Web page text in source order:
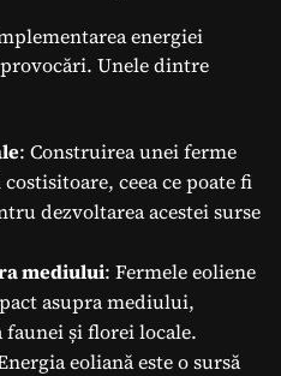
energiei
Unele dintre
: Construirea unei ferme
ceea ce poate fi
dezvoltarea acestei surse
mediului: Fermele eoliene
asupra mediului,
și florei locale.
eoliană este o sursă